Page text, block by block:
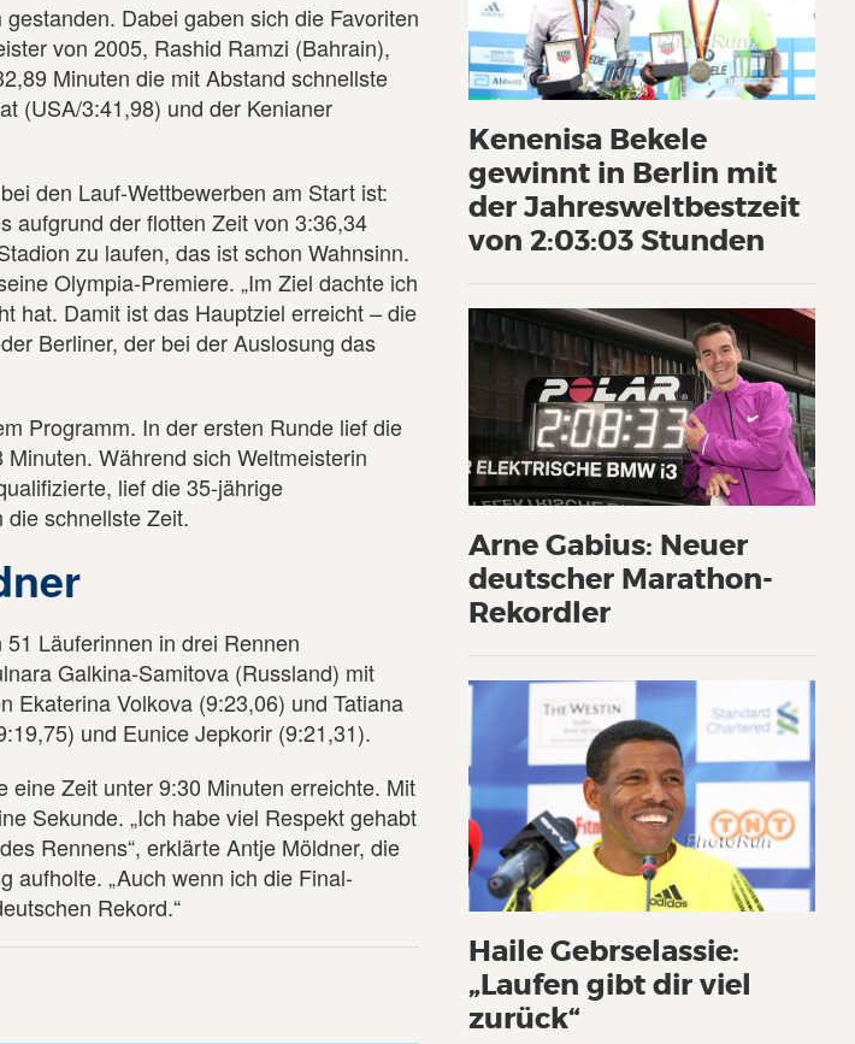
Dabei gaben sich die Favoriten
von 2005, Rashid Ramzi (Bahrain),
Minuten die mit Abstand schnellste
(USA/3:41,98) und der Kenianer
den Lauf-Wettbewerben am Start ist:
aufgrund der flotten Zeit von 3:36,34
zu laufen, das ist schon Wahnsinn.
Olympia-Premiere. „Im Ziel dachte ich
hat. Damit ist das Hauptziel erreicht – die
Berliner, der bei der Auslosung das
Programm. In der ersten Runde lief die
Während sich Weltmeisterin
lief die 35-jährige
schnellste Zeit.
Läuferinnen in drei Rennen
Galkina-Samitova (Russland) mit
Ekaterina Volkova (9:23,06) und Tatiana
und Eunice Jepkorir (9:21,31).
Zeit unter 9:30 Minuten erreichte. Mit
Sekunde. „Ich habe viel Respekt gehabt
Rennens“, erklärte Antje Möldner, die
aufholte. „Auch wenn ich die Final-
Rekord.“
Kenenisa Bekele
gewinnt in Berlin mit
der Jahresweltbestzeit
von 2:03:03 Stunden
Arne Gabius: Neuer
deutscher Marathon-
Rekordler
Haile Gebrselassie:
„Laufen gibt dir viel
zurück“